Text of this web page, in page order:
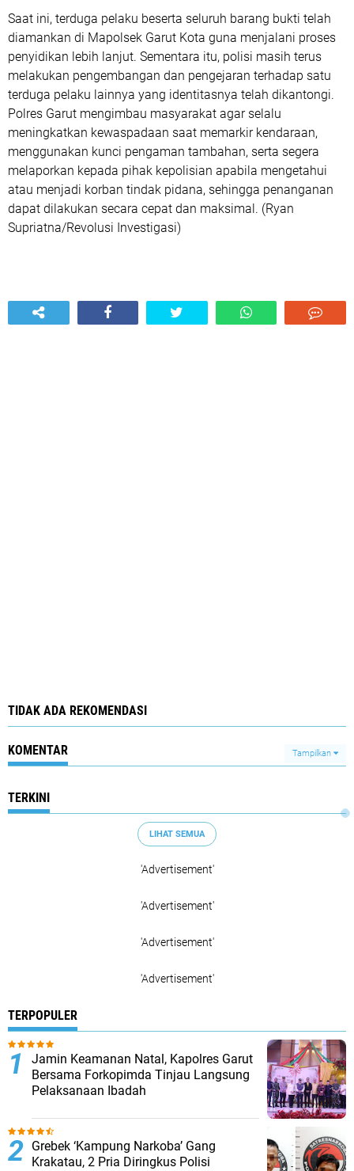
Saat ini, terduga pelaku beserta seluruh barang bukti telah
diamankan di Mapolsek Garut Kota guna menjalani proses
penyidikan lebih lanjut. Sementara itu, polisi masih terus
melakukan pengembangan dan pengejaran terhadap satu
terduga pelaku lainnya yang identitasnya telah dikantongi.
Polres Garut mengimbau masyarakat agar selalu
meningkatkan kewaspadaan saat memarkir kendaraan,
menggunakan kunci pengaman tambahan, serta segera
melaporkan kepada pihak kepolisian apabila mengetahui
atau menjadi korban tindak pidana, sehingga penanganan
dapat dilakukan secara cepat dan maksimal. (Ryan
Supriatna/Revolusi Investigasi)
TIDAK ADA REKOMENDASI
KOMENTAR Tampilkan
TERKINI
LIHAT SEMUA
'Advertisement'
'Advertisement'
'Advertisement'
'Advertisement'
TERPOPULER
Jamin Keamanan Natal, Kapolres Garut
Bersama Forkopimda Tinjau Langsung
Pelaksanaan Ibadah
Grebek ‘Kampung Narkoba’ Gang
Krakatau, 2 Pria Diringkus Polisi